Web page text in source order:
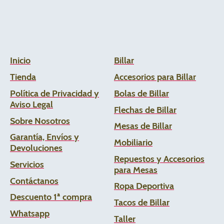
Inicio
Tienda
Política de Privacidad y
Aviso Legal
Sobre Nosotros
Garantía, Envíos y
Devoluciones
Servicios
Contáctanos
Descuento 1ª compra
Whatsapp
Billar
Accesorios para Billar
Bolas de Billar
Flechas de Billar
Mesas de Billar
Mobiliario
Repuestos y Accesorios
para Mesas
Ropa Deportiva
Tacos de Billar
Taller